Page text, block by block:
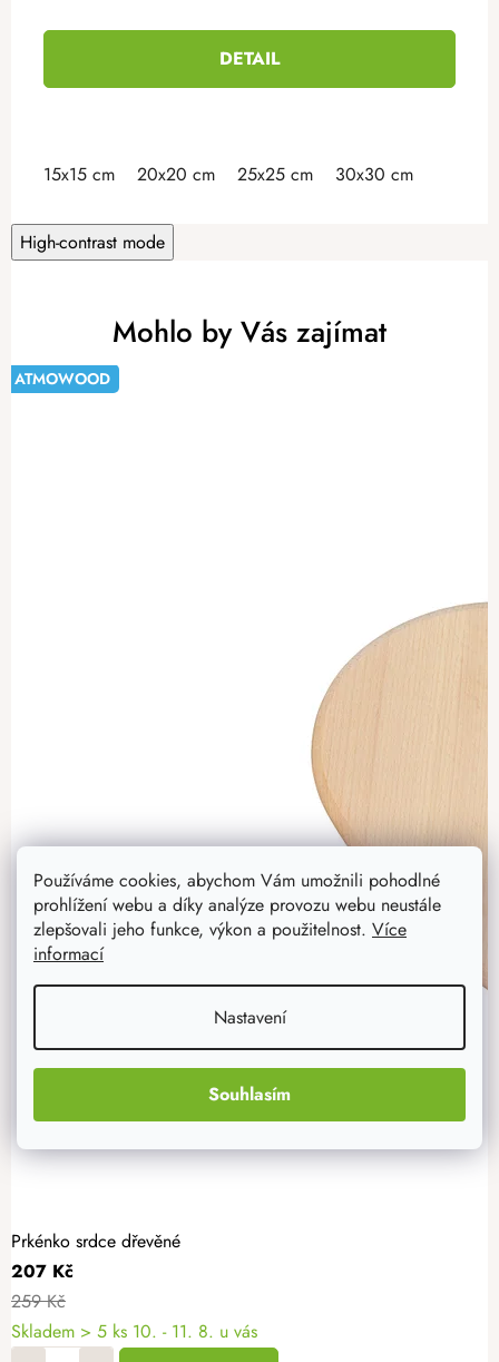
Používáme cookies, abychom Vám umožnili pohodlné
prohlížení webu a díky analýze provozu webu neustále
zlepšovali jeho funkce, výkon a použitelnost. Více
informací
Nastavení
Souhlasím
DETAIL
15x15 cm 20x20 cm 25x25 cm 30x30 cm
High-contrast mode
Mohlo by Vás zajímat
-20%
Prkénko srdce dřevěné
207 Kč
259 Kč
Skladem > 5 ks 10. - 11. 8. u vás
ATMOWOOD